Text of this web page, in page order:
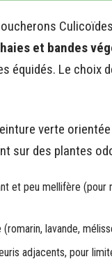
et bandes
équidés. Le choix
verte
sur des plantes
et peu mellifère
lavande,
adjacents, pour